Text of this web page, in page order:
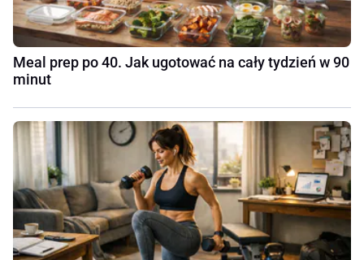
Meal prep po 40. Jak ugotować na cały tydzień w 90
minut